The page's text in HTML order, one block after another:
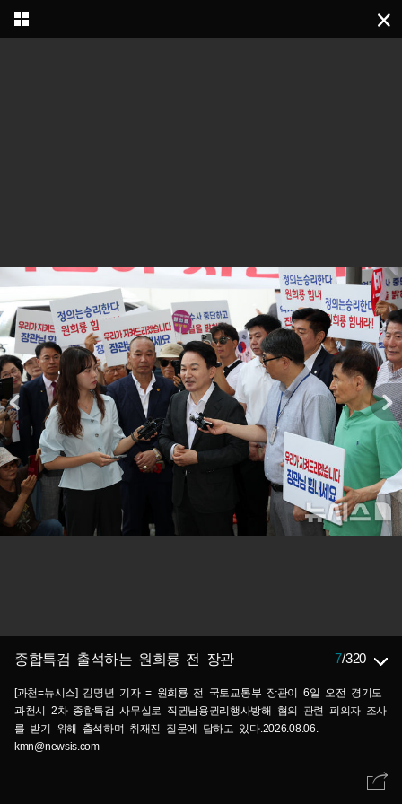
종합특검 출석하는 원희룡 전 장관 7/320
[과천=뉴시스] 김명년 기자 = 원희룡 전 국토교통부 장관이 6일 오전 경기도
과천시 2차 종합특검 사무실로 직권남용권리행사방해 혐의 관련 피의자 조사
를 받기 위해 출석하며 취재진 질문에 답하고 있다.2026.08.06.
kmn@newsis.com